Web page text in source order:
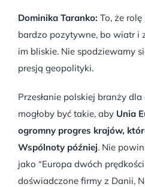
Dominika Taranko: To, że
bardzo pozytywne, bo wiatr i
im bliskie. Nie spodziewamy
presją geopolityki.
Przesłanie polskiej branży
mogłoby być takie, aby Unia
ogromny progres krajów,
Wspólnoty później. Nie
jako “Europa dwóch
doświadczone firmy z Danii,